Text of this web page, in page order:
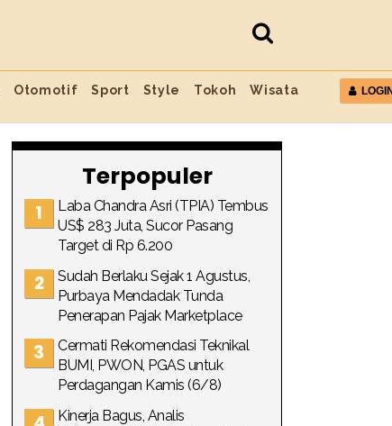
Otomotif Sport Style Tokoh Wisata
Terpopuler
Laba Chandra Asri (TPIA) Tembus
US$ 283 Juta, Sucor Pasang
Target di Rp 6.200
Sudah Berlaku Sejak 1 Agustus,
Purbaya Mendadak Tunda
Penerapan Pajak Marketplace
Cermati Rekomendasi Teknikal
BUMI, PWON, PGAS untuk
Perdagangan Kamis (6/8)
Kinerja Bagus, Analis